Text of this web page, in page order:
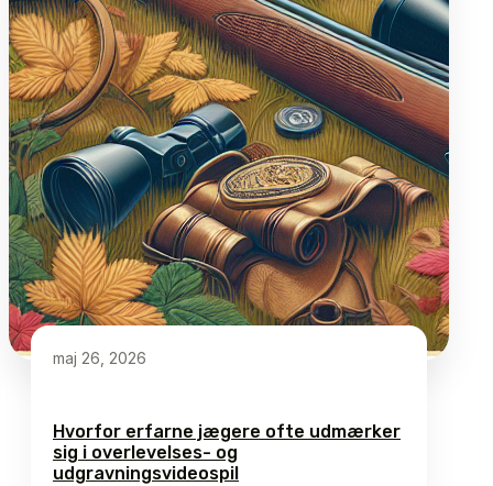
maj 26, 2026
Hvorfor erfarne jægere ofte udmærker
sig i overlevelses- og
udgravningsvideospil